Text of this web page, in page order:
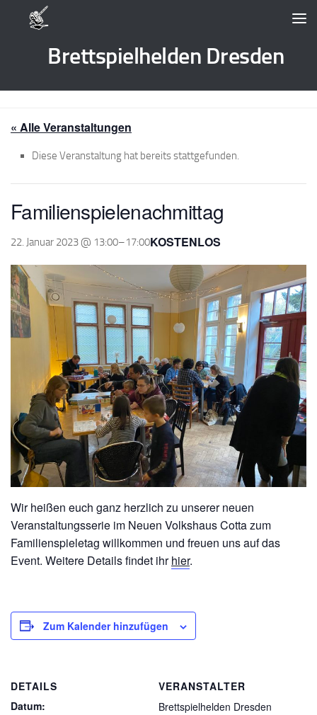
Zum Inhalt springen
Brettspielhelden Dresden
« Alle Veranstaltungen
Diese Veranstaltung hat bereits stattgefunden.
Familienspielenachmittag
22. Januar 2023 @ 13:00–17:00KOSTENLOS
Wir heißen euch ganz herzlich zu unserer neuen
Veranstaltungsserie im Neuen Volkshaus Cotta zum
Familienspieletag willkommen und freuen uns auf das
Event. Weitere Details findet ihrhier.
Zum Kalender hinzufügen
DETAILS
Datum:
VERANSTALTER
Brettspielhelden Dresden